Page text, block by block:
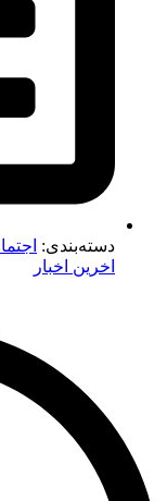
دسته‌بندی: اجتماعی
اخرین اخبار